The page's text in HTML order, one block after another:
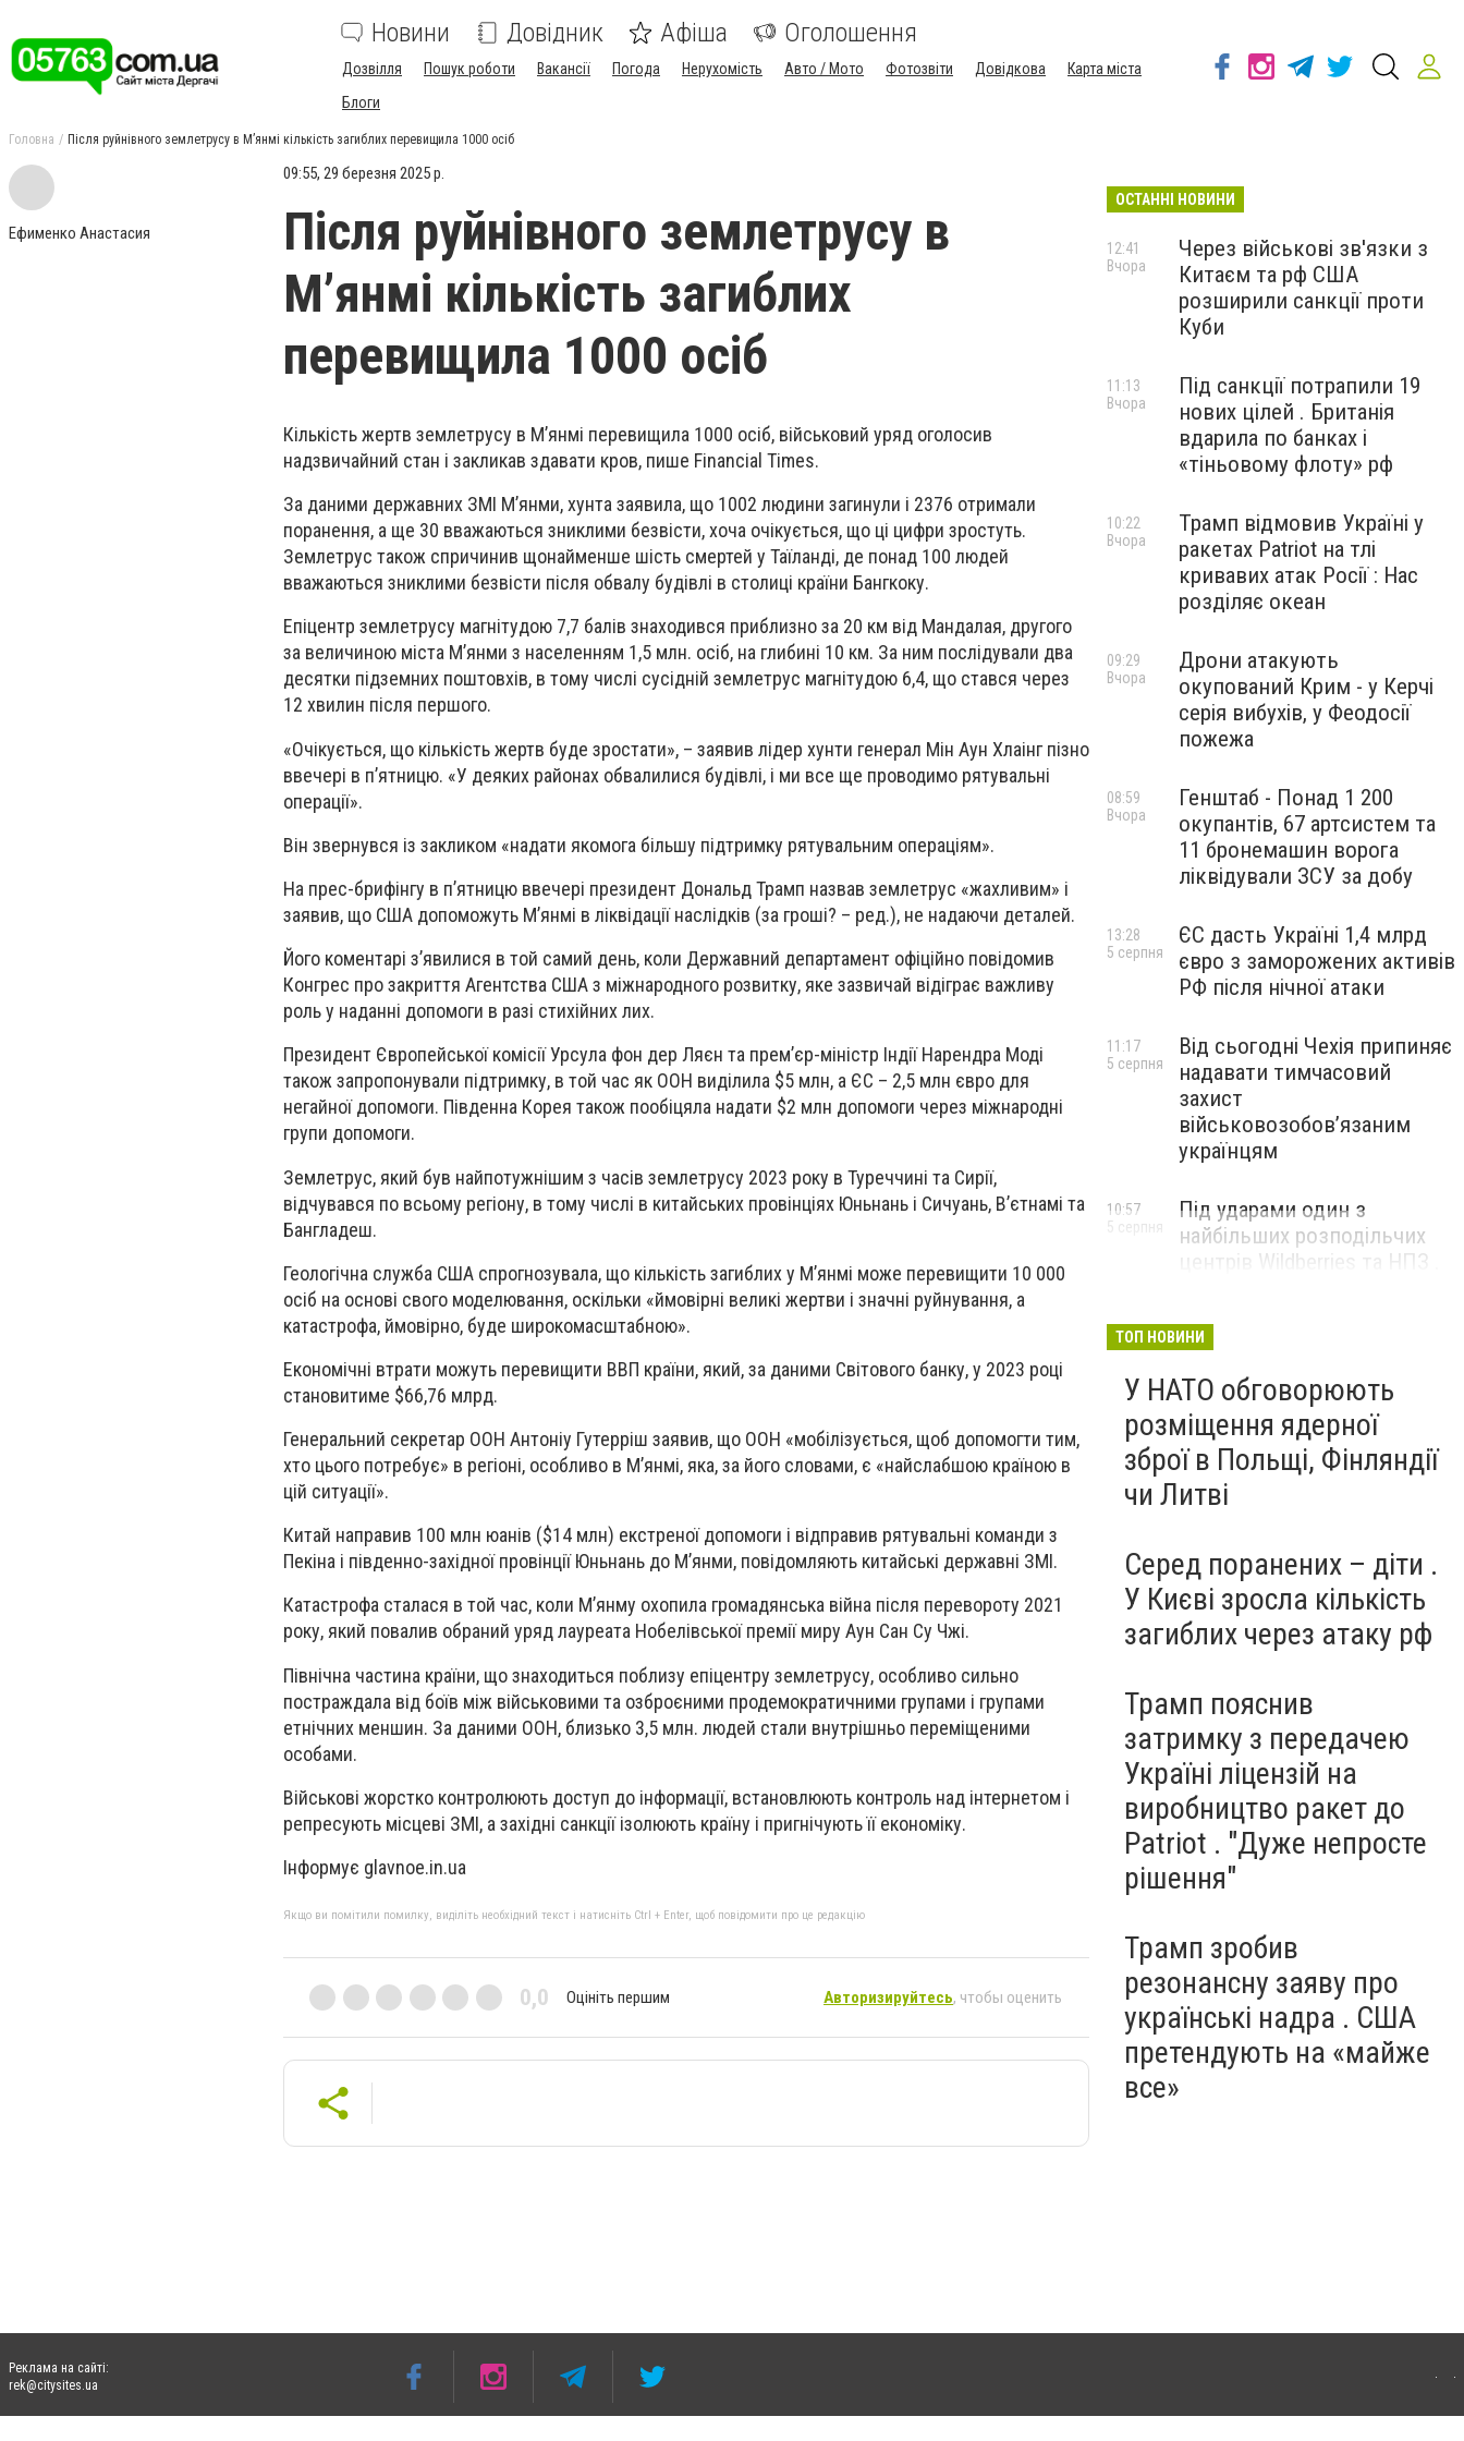
Новини Довідник Афіша Оголошення
Дозвілля Пошук роботи Вакансії Погода Нерухомість Авто / Мото Фотозвіти Довідкова
Карта міста
Блоги
Головна Після руйнівного землетрусу в М’янмі кількість загиблих перевищила 1000 осіб
Ефименко Анастасия
09:55, 29 березня 2025 р.
Після руйнівного землетрусу в
М’янмі кількість загиблих
перевищила 1000 осіб
Кількість жертв землетрусу в М’янмі перевищила 1000 осіб, військовий уряд оголосив
надзвичайний стан і закликав здавати кров, пише Financial Times.
За даними державних ЗМІ М’янми, хунта заявила, що 1002 людини загинули і 2376 отримали
поранення, а ще 30 вважаються зниклими безвісти, хоча очікується, що ці цифри зростуть.
Землетрус також спричинив щонайменше шість смертей у Таїланді, де понад 100 людей
вважаються зниклими безвісти після обвалу будівлі в столиці країни Бангкоку.
Епіцентр землетрусу магнітудою 7,7 балів знаходився приблизно за 20 км від Мандалая, другого
за величиною міста М’янми з населенням 1,5 млн. осіб, на глибині 10 км. За ним послідували два
десятки підземних поштовхів, в тому числі сусідній землетрус магнітудою 6,4, що стався через
12 хвилин після першого.
«Очікується, що кількість жертв буде зростати», – заявив лідер хунти генерал Мін Аун Хлаінг пізно
ввечері в п’ятницю. «У деяких районах обвалилися будівлі, і ми все ще проводимо рятувальні
операції».
Він звернувся із закликом «надати якомога більшу підтримку рятувальним операціям».
На прес-брифінгу в п’ятницю ввечері президент Дональд Трамп назвав землетрус «жахливим» і
заявив, що США допоможуть М’янмі в ліквідації наслідків (за гроші? – ред.), не надаючи деталей.
Його коментарі з’явилися в той самий день, коли Державний департамент офіційно повідомив
Конгрес про закриття Агентства США з міжнародного розвитку, яке зазвичай відіграє важливу
роль у наданні допомоги в разі стихійних лих.
Президент Європейської комісії Урсула фон дер Ляєн та прем’єр-міністр Індії Нарендра Моді
також запропонували підтримку, в той час як ООН виділила $5 млн, а ЄС – 2,5 млн євро для
негайної допомоги. Південна Корея також пообіцяла надати $2 млн допомоги через міжнародні
групи допомоги.
Землетрус, який був найпотужнішим з часів землетрусу 2023 року в Туреччині та Сирії,
відчувався по всьому регіону, в тому числі в китайських провінціях Юньнань і Сичуань, В’єтнамі та
Бангладеш.
Геологічна служба США спрогнозувала, що кількість загиблих у М’янмі може перевищити 10 000
осіб на основі свого моделювання, оскільки «ймовірні великі жертви і значні руйнування, а
катастрофа, ймовірно, буде широкомасштабною».
Економічні втрати можуть перевищити ВВП країни, який, за даними Світового банку, у 2023 році
становитиме $66,76 млрд.
Генеральний секретар ООН Антоніу Гутерріш заявив, що ООН «мобілізується, щоб допомогти тим,
хто цього потребує» в регіоні, особливо в М’янмі, яка, за його словами, є «найслабшою країною в
цій ситуації».
Китай направив 100 млн юанів ($14 млн) екстреної допомоги і відправив рятувальні команди з
Пекіна і південно-західної провінції Юньнань до М’янми, повідомляють китайські державні ЗМІ.
Катастрофа сталася в той час, коли М’янму охопила громадянська війна після перевороту 2021
року, який повалив обраний уряд лауреата Нобелівської премії миру Аун Сан Су Чжі.
Північна частина країни, що знаходиться поблизу епіцентру землетрусу, особливо сильно
постраждала від боїв між військовими та озброєними продемократичними групами і групами
етнічних меншин. За даними ООН, близько 3,5 млн. людей стали внутрішньо переміщеними
особами.
Військові жорстко контролюють доступ до інформації, встановлюють контроль над інтернетом і
репресують місцеві ЗМІ, а західні санкції ізолюють країну і пригнічують її економіку.
Інформує glavnoe.in.ua
Якщо ви помітили помилку, виділіть необхідний текст і натисніть Ctrl + Enter, щоб повідомити про це редакцію
0,0 Оцініть першим Авторизируйтесь, чтобы оценить
ОСТАННІ НОВИНИ
Через військові зв'язки з
Китаєм та рф США
розширили санкції проти
Куби
12:41
Вчора
Під санкції потрапили 19
нових цілей . Британія
вдарила по банках і
«тіньовому флоту» рф
11:13
Вчора
Трамп відмовив Україні у
ракетах Patriot на тлі
кривавих атак Росії : Нас
розділяє океан
10:22
Вчора
Дрони атакують
окупований Крим - у Керчі
серія вибухів, у Феодосії
пожежа
09:29
Вчора
Генштаб - Понад 1 200
окупантів, 67 артсистем та
11 бронемашин ворога
ліквідували ЗСУ за добу
08:59
Вчора
ЄС дасть Україні 1,4 млрд
євро з заморожених активів
РФ після нічної атаки
13:28
5 серпня
Від сьогодні Чехія припиняє
надавати тимчасовий
захист
військовозобов’язаним
українцям
11:17
5 серпня
Під ударами один з
найбільших розподільчих
центрів Wildberries та НПЗ .
10:57
5 серпня
ТОП НОВИНИ
У НАТО обговорюють
розміщення ядерної
зброї в Польщі, Фінляндії
чи Литві
Серед поранених – діти .
У Києві зросла кількість
загиблих через атаку рф
Трамп пояснив
затримку з передачею
Україні ліцензій на
виробництво ракет до
Patriot . "Дуже непросте
рішення"
Трамп зробив
резонансну заяву про
українські надра . США
претендують на «майже
все»
Реклама на сайті:
rek@citysites.ua